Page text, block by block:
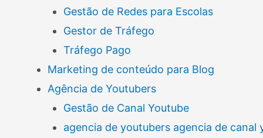
Gestão de Redes para Escolas
Gestor de Tráfego
Tráfego Pago
Marketing de conteúdo para Blog
Agência de Youtubers
Gestão de Canal Youtube
agencia de youtubers agencia de canal